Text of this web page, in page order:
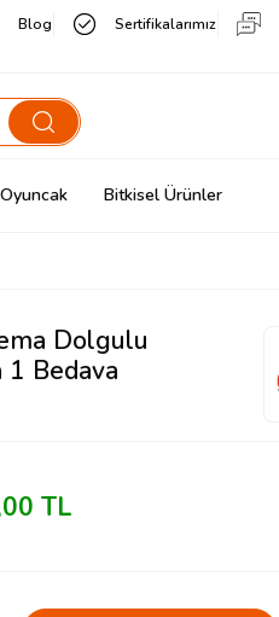
Blog Sertifikalarımız
Bitkisel Ürünler
Dolgulu
Bedava
TL